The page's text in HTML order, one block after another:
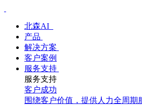
北森AI
产品
解决方案
客户案例
服务支持
服务支持
客户成功
围绕客户价值，提供人力全周期